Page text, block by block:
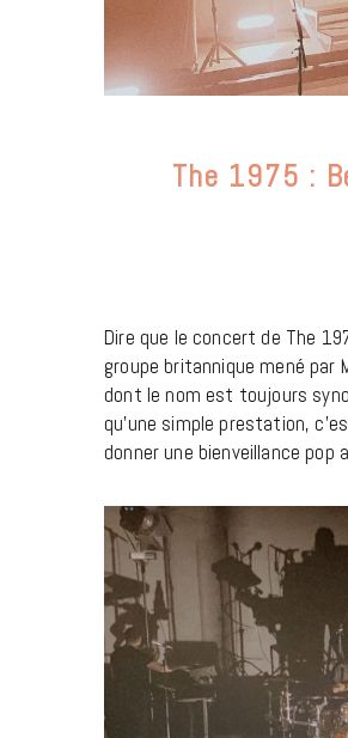
The 1975 :
Dire que le concert de The
groupe britannique mené par
dont le nom est toujours
qu’une simple prestation,
donner une bienveillance pop